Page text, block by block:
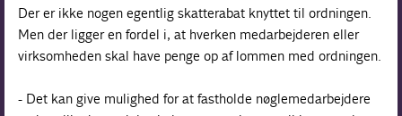
Der er ikke nogen egentlig skatterabat knyttet til ordningen.
Men der ligger en fordel i, at hverken medarbejderen eller
virksomheden skal have penge op af lommen med ordningen.
- Det kan give mulighed for at fastholde nøglemedarbejdere